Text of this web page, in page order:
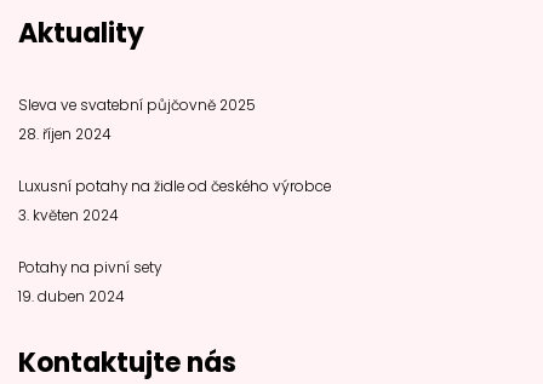
Aktuality
Sleva ve svatební půjčovně 2025
28. říjen 2024
Luxusní potahy na židle od českého výrobce
3. květen 2024
Potahy na pivní sety
19. duben 2024
Kontaktujte nás